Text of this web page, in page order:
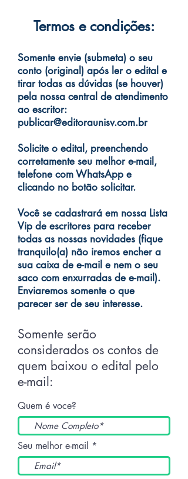
Termos e condições:
Somente envie (submeta) o seu
conto (original) após ler o edital e
tirar todas as dúvidas (se houver)
pela nossa central de atendimento
ao escritor:
publicar@editoraunisv.com.br
Solicite o edital, preenchendo
corretamente seu melhor e-mail,
telefone com WhatsApp e
clicando no botão solicitar.
Você se cadastrará em nossa Lista
Vip de escritores para receber
todas as nossas novidades (fique
tranquilo(a) não iremos encher a
sua caixa de e-mail e nem o seu
saco com enxurradas de e-mail).
Enviaremos somente o que
parecer ser de seu interesse.
Somente serão
considerados os contos de
quem baixou o edital pelo
e-mail:
Quem é voce?
Seu melhor e-mail